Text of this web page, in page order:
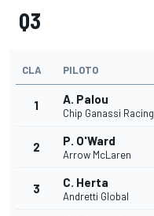
Q3
CLA PILOTO
1 A. Palou
Chip Ganassi Racing
2 P. O'Ward
Arrow McLaren
3 C. Herta
Andretti Global